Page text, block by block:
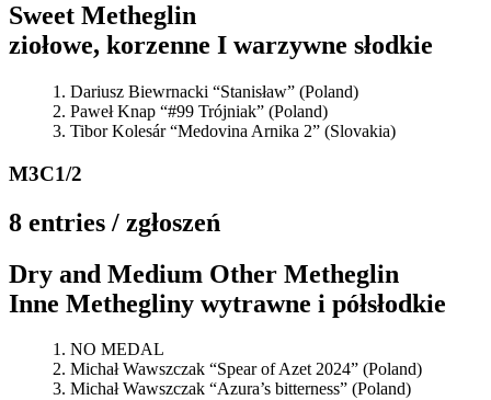
Sweet Metheglin
ziołowe, korzenne I warzywne słodkie
Dariusz Biewrnacki “Stanisław” (Poland)
Paweł Knap “#99 Trójniak” (Poland)
Tibor Kolesár “Medovina Arnika 2” (Slovakia)
M3C1/2
8 entries / zgłoszeń
Dry and Medium Other Metheglin
Inne Methegliny wytrawne i półsłodkie
NO MEDAL
Michał Wawszczak “Spear of Azet 2024” (Poland)
Michał Wawszczak “Azura’s bitterness” (Poland)